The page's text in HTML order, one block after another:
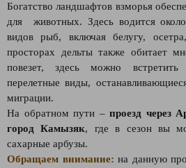
Богатство ландшафтов взморья
для животных. Здесь водится
видов рыб, включая белугу,
просторах дельты также обитает
повезет, здесь можно
перелетные виды,
миграции.
На обратном пути –проезд через
город Камызяк, где в сезон вы
сахарные арбузы.
Обращаем внимание: на данную